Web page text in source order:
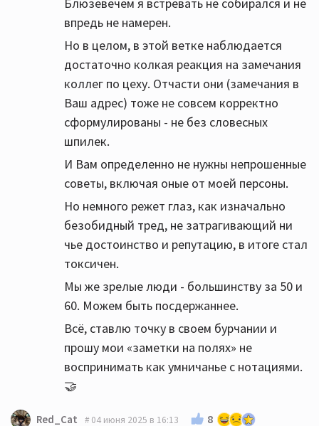
Блюзевечем я встревать не собирался и не
впредь не намерен.
Но в целом, в этой ветке наблюдается
достаточно колкая реакция на замечания
коллег по цеху. Отчасти они (замечания в
Ваш адрес) тоже не совсем корректно
сформулированы - не без словесных
шпилек.
И Вам определенно не нужны непрошенные
советы, включая оные от моей персоны.
Но немного режет глаз, как изначально
безобидный тред, не затрагивающий ни
чье достоинство и репутацию, в итоге стал
токсичен.
Мы же зрелые люди - большинству за 50 и
60. Можем быть посдержаннее.
Всё, ставлю точку в своем бурчании и
прошу мои «заметки на полях» не
воспринимать как умничанье с нотациями.
🤝
Red_Cat 04 июня 2025 в 16:13 8